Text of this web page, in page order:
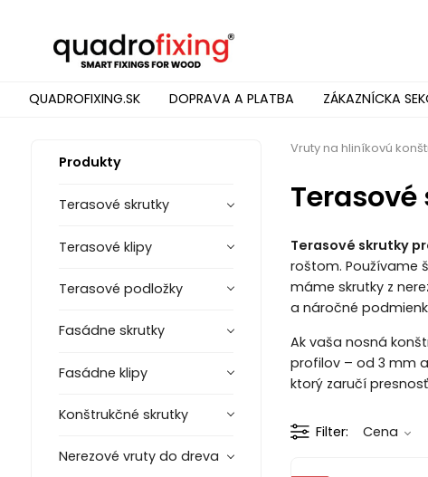
QUADROFIXING.SK DOPRAVA A PLATBA ZÁKAZNÍCKA
Produkty
Terasové skrutky
Terasové klipy
Terasové podložky
Fasádne skrutky
Fasádne klipy
Konštrukčné skrutky
Nerezové vruty do dreva
Vruty na hliníkovú
Terasové skrutky
roštom. Používame
máme skrutky z
a náročné
Ak vaša nosná
profilov – od 3 mm
ktorý zaručí
Filter Cena